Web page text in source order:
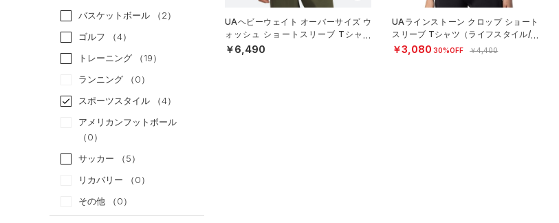
バスケットボール
（2）
ゴルフ
（4）
トレーニング
（19）
ランニング
（0）
スポーツスタイル
（4）
アメリカンフットボール
（0）
サッカー
（5）
リカバリー
（0）
その他
（0）
UAヘビーウェイト オーバーサイズ ウ
ォッシュ ショートスリーブ Tシャツ
（ライフスタイル/MEN）
￥6,490
UAラインストーン クロップ ショート
スリーブ Tシャツ（ライフスタイル/W
OMEN）
￥3,080 30%OFF ￥4,400